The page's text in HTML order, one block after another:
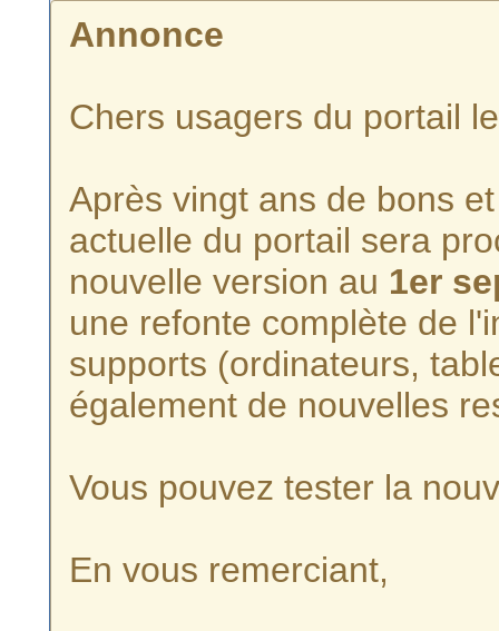
Annonce
Chers usagers du portail
Après vingt ans de bons
actuelle du portail sera
nouvelle version au 1er
une refonte complète de
supports (ordinateurs,
également de nouvelles
Vous pouvez tester la
En vous remerciant,